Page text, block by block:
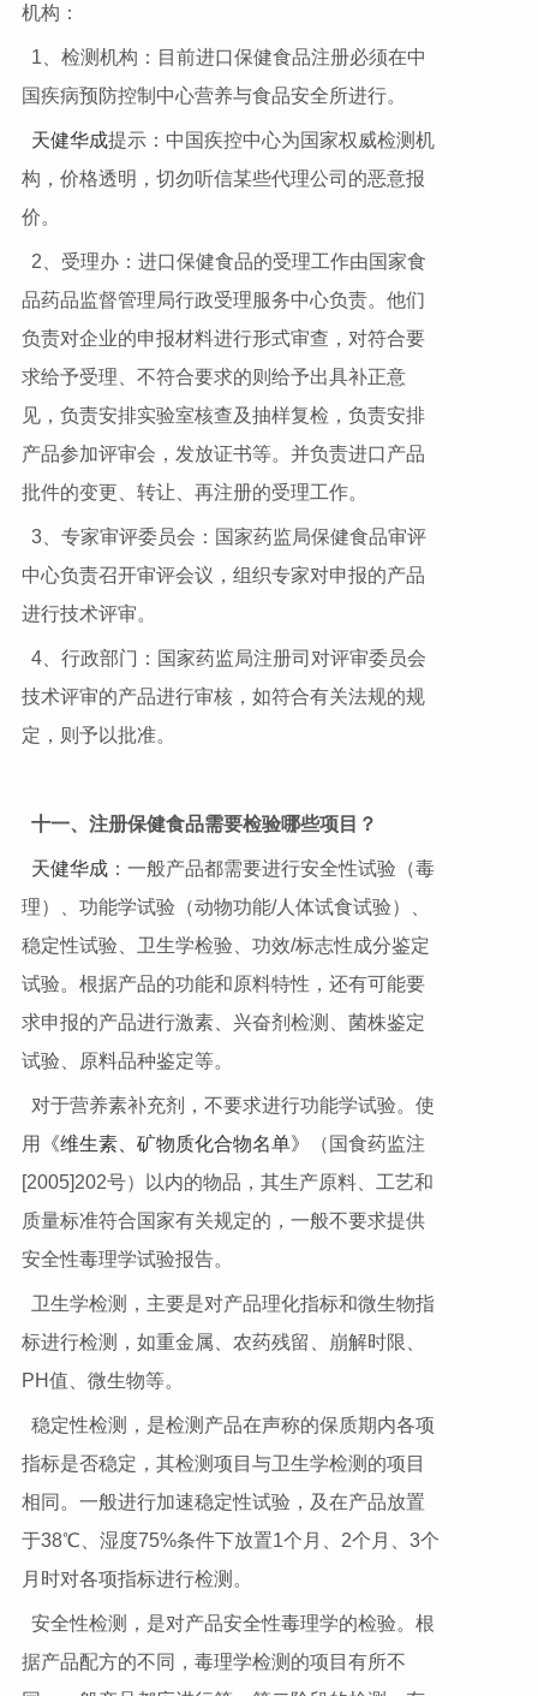
机构：
1、检测机构：目前进口保健食品注册必须在中
国疾病预防控制中心营养与食品安全所进行。
天健华成提示：中国疾控中心为国家权威检测机
构，价格透明，切勿听信某些代理公司的恶意报
价。
2、受理办：进口保健食品的受理工作由国家食
品药品监督管理局行政受理服务中心负责。他们
负责对企业的申报材料进行形式审查，对符合要
求给予受理、不符合要求的则给予出具补正意
见，负责安排实验室核查及抽样复检，负责安排
产品参加评审会，发放证书等。并负责进口产品
批件的变更、转让、再注册的受理工作。
3、专家审评委员会：国家药监局保健食品审评
中心负责召开审评会议，组织专家对申报的产品
进行技术评审。
4、行政部门：国家药监局注册司对评审委员会
技术评审的产品进行审核，如符合有关法规的规
定，则予以批准。
十一、注册保健食品需要检验哪些项目？
天健华成：一般产品都需要进行安全性试验（毒
理）、功能学试验（动物功能/人体试食试验）、
稳定性试验、卫生学检验、功效/标志性成分鉴定
试验。根据产品的功能和原料特性，还有可能要
求申报的产品进行激素、兴奋剂检测、菌株鉴定
试验、原料品种鉴定等。
对于营养素补充剂，不要求进行功能学试验。使
用
《维生素、矿物质化合物名单》
（国食药监注
[2005]202号）以内的物品，其生产原料、工艺和
质量标准符合国家有关规定的，一般不要求提供
安全性毒理学试验报告。
卫生学检测，主要是对产品理化指标和微生物指
标进行检测，如重金属、农药残留、崩解时限、
PH值、微生物等。
稳定性检测，是检测产品在声称的保质期内各项
指标是否稳定，其检测项目与卫生学检测的项目
相同。一般进行加速稳定性试验，及在产品放置
于38℃、湿度75%条件下放置1个月、2个月、3个
月时对各项指标进行检测。
安全性检测，是对产品安全性毒理学的检验。根
据产品配方的不同，毒理学检测的项目有所不